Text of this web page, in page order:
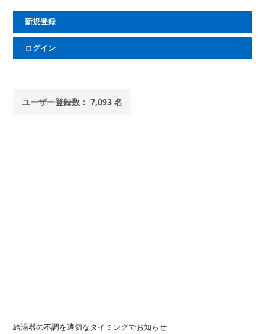
新規登録
ログイン
ユーザー登録数： 7,093 名
給湯器の不調を適切なタイミングでお知らせ